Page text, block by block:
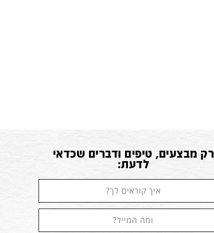
רק מבצעים, טיפים ודברים שכדאי
לדעת: